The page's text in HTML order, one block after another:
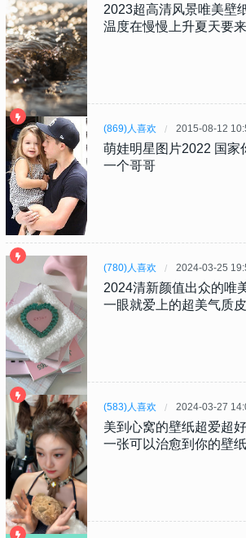
2023超高清风景唯美壁
温度在慢慢上升夏天要
(869)人喜欢 2015-08-12
萌娃明星图片2022 国家
一个哥哥
(780)人喜欢 2024-03-25
2024清新颜值出众的唯
一眼就爱上的超美气质
(583)人喜欢 2024-03-27
美到心窝的壁纸超爱超
一张可以治愈到你的壁纸